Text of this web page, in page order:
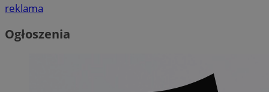
reklama
Ogłoszenia